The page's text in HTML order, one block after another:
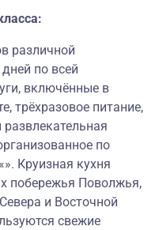
различной
по всей
включённые в
трёхразовое питание,
по
Круизная кухня
побережья Поволжья,
и Восточной
свежие